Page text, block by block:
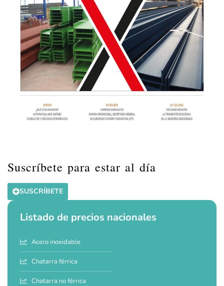
Suscríbete para estar al día
SUSCRÍBETE
Listado de precios nacionales
Acero inoxidable
Chatarra férrica
Chatarra no férrica